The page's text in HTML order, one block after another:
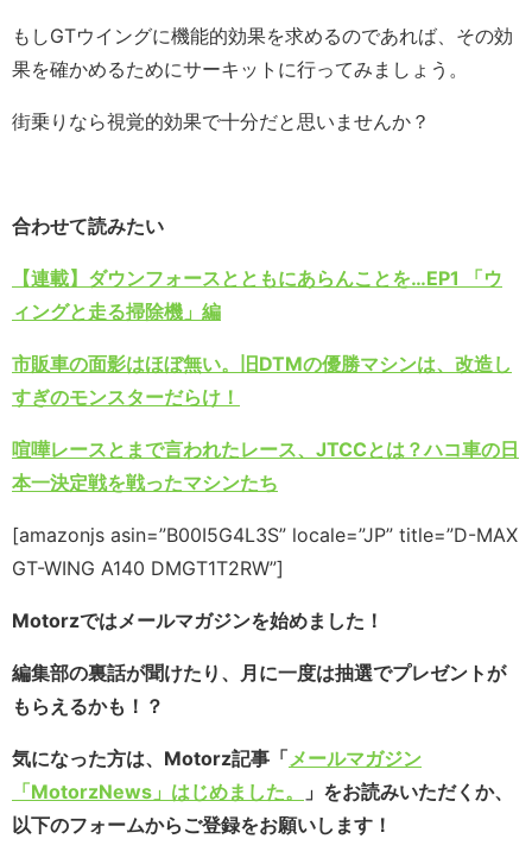
もしGTウイングに機能的効果を求めるのであれば、その効
果を確かめるためにサーキットに行ってみましょう。
街乗りなら視覚的効果で十分だと思いませんか？
合わせて読みたい
【連載】ダウンフォースとともにあらんことを…EP1 「ウ
ィングと走る掃除機」編
市販車の面影はほぼ無い。旧DTMの優勝マシンは、改造し
すぎのモンスターだらけ！
喧嘩レースとまで言われたレース、JTCCとは？ハコ車の日
本一決定戦を戦ったマシンたち
[amazonjs asin=”B00I5G4L3S” locale=”JP” title=”D-MAX
GT-WING A140 DMGT1T2RW”]
Motorzではメールマガジンを始めました！
編集部の裏話が聞けたり、月に一度は抽選でプレゼントが
もらえるかも！？
気になった方は、Motorz記事「メールマガジン
「MotorzNews」はじめました。
」をお読みいただくか、
以下のフォームからご登録をお願いします！